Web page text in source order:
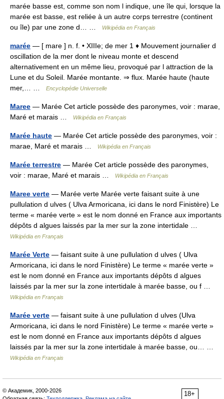
marée basse est, comme son nom l indique, une île qui, lorsque la
marée est basse, est reliée à un autre corps terrestre (continent
ou île) par une zone d… …
Wikipédia en Français
marée — [ mare ] n. f. • XIIIe; de mer 1 ♦ Mouvement journalier d
oscillation de la mer dont le niveau monte et descend
alternativement en un même lieu, provoqué par l attraction de la
Lune et du Soleil. Marée montante. ⇒ flux. Marée haute (haute
mer,… …
Encyclopédie Universelle
Maree — Marée Cet article possède des paronymes, voir : marae,
Maré et marais …
Wikipédia en Français
Marée haute — Marée Cet article possède des paronymes, voir :
marae, Maré et marais …
Wikipédia en Français
Marée terrestre — Marée Cet article possède des paronymes,
voir : marae, Maré et marais …
Wikipédia en Français
Maree verte — Marée verte Marée verte faisant suite à une
pullulation d ulves ( Ulva Armoricana, ici dans le nord Finistère) Le
terme « marée verte » est le nom donné en France aux importants
dépôts d algues laissés par la mer sur la zone intertidale …
Wikipédia en Français
Marée Verte — faisant suite à une pullulation d ulves ( Ulva
Armoricana, ici dans le nord Finistère) Le terme « marée verte »
est le nom donné en France aux importants dépôts d algues
laissés par la mer sur la zone intertidale à marée basse, ou f …
Wikipédia en Français
Marée verte — faisant suite à une pullulation d ulves (Ulva
Armoricana, ici dans le nord Finistère) Le terme « marée verte »
est le nom donné en France aux importants dépôts d algues
laissés par la mer sur la zone intertidale à marée basse, ou… …
Wikipédia en Français
18+
© Академик, 2000-2026